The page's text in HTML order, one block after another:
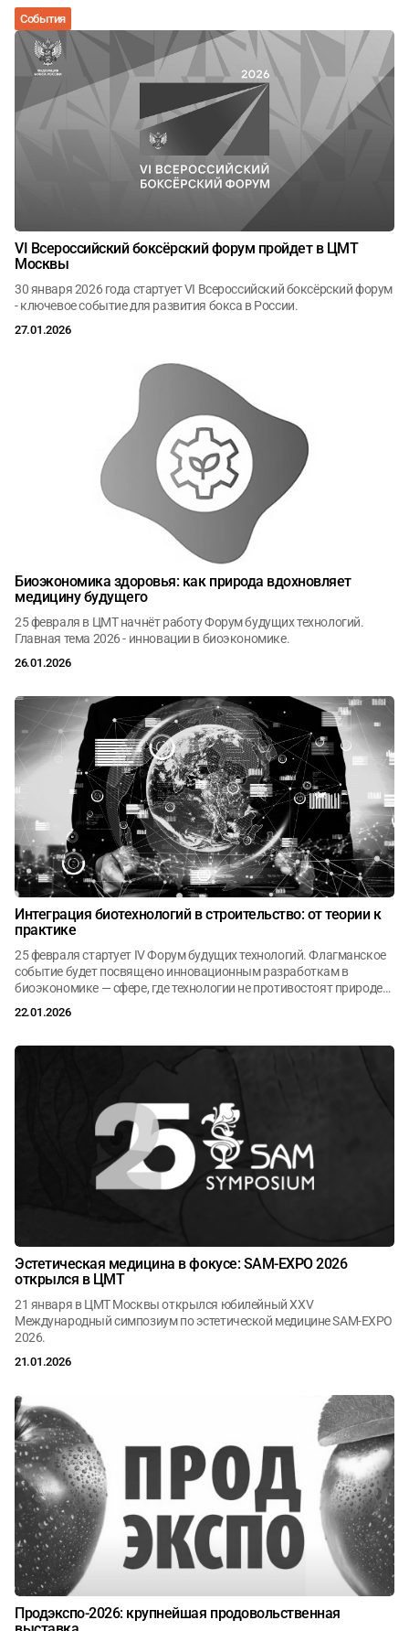
События
VI Всероссийский боксёрский форум пройдет в ЦМТ
Москвы
30 января 2026 года стартует VI Всероссийский боксёрский форум
- ключевое событие для развития бокса в России.
27.01.2026
Биоэкономика здоровья: как природа вдохновляет
медицину будущего
25 февраля в ЦМТ начнёт работу Форум будущих технологий.
Главная тема 2026 - инновации в биоэкономике.
26.01.2026
Интеграция биотехнологий в строительство: от теории к
практике
25 февраля стартует IV Форум будущих технологий. Флагманское
событие будет посвящено инновационным разработкам в
биоэкономике — сфере, где технологии не противостоят природе, а
будущего.
22.01.2026
Эстетическая медицина в фокусе: SAM-EXPO 2026
открылся в ЦМТ
21 января в ЦМТ Москвы открылся юбилейный XXV
Международный симпозиум по эстетической медицине SAM-EXPO
2026.
21.01.2026
Продэкспо-2026: крупнейшая продовольственная